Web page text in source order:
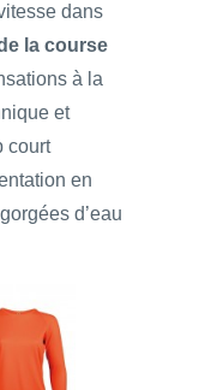
dans
la course
à la
et
court
en
d’eau